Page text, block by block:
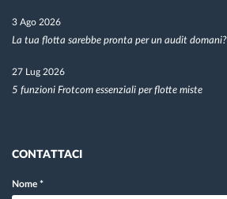
3 Ago 2026
La tua flotta sarebbe pronta per un audit domani?
27 Lug 2026
5 funzioni Frotcom essenziali per flotte miste
CONTATTACI
Nome *